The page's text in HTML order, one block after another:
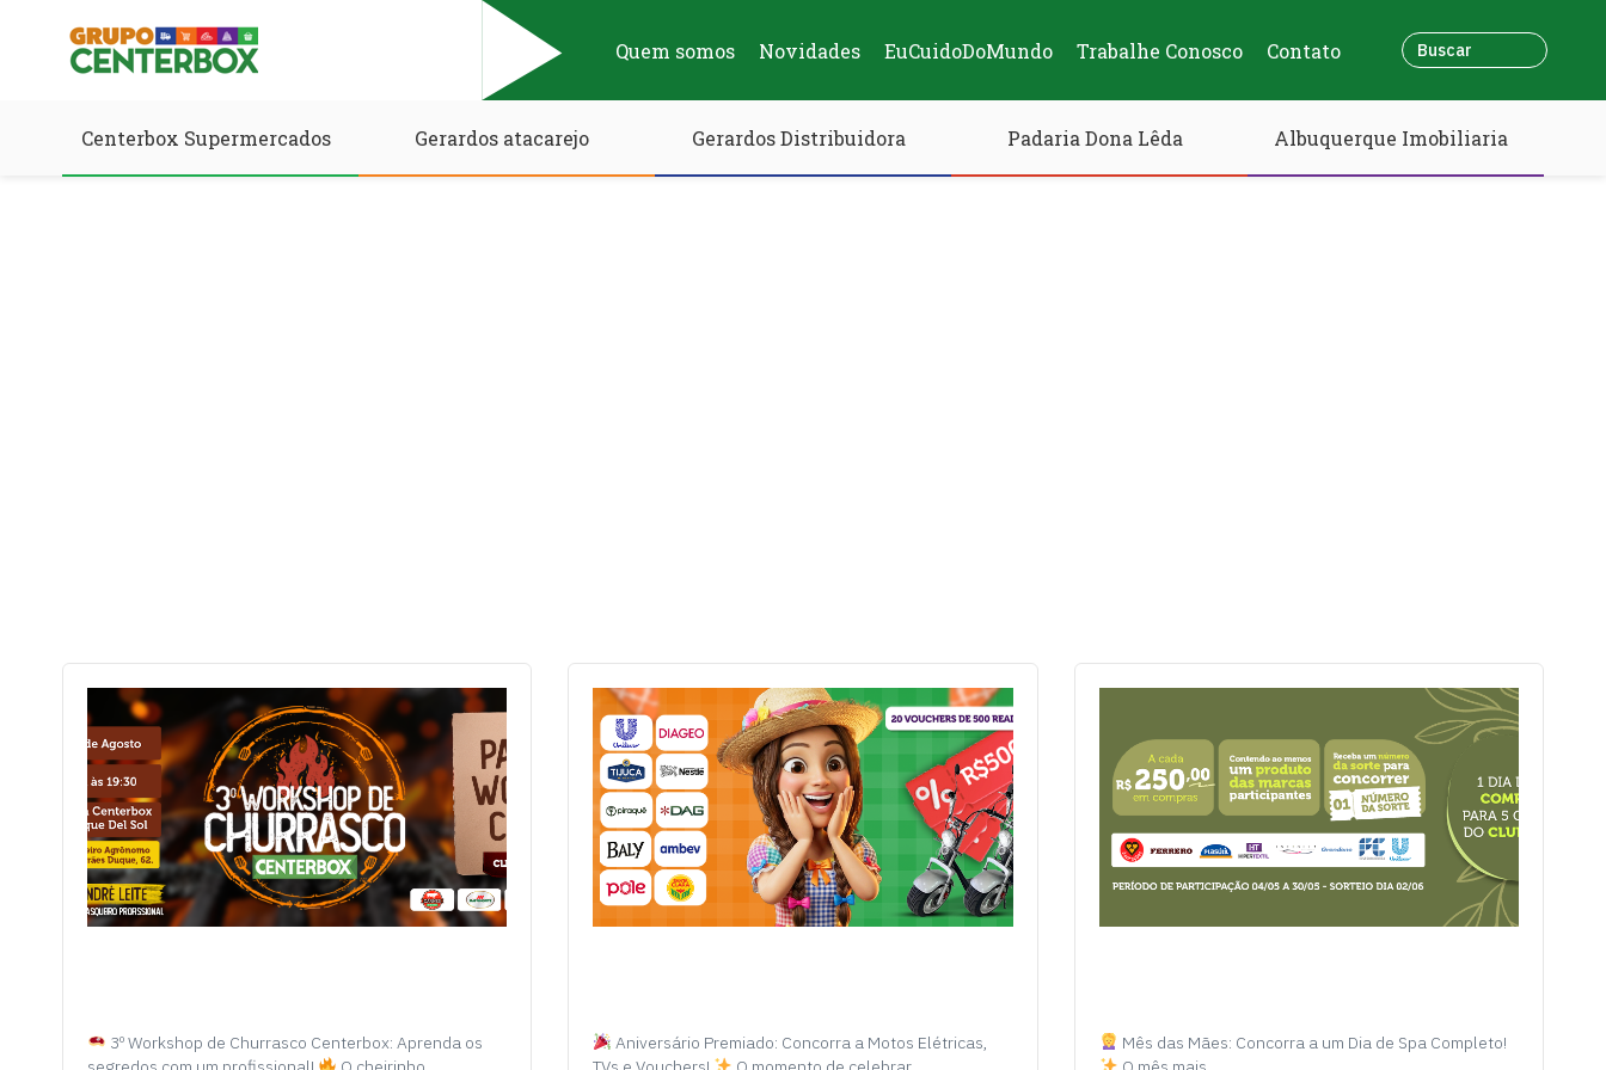
Quem somos Novidades EuCuidoDoMundo Trabalhe Conosco Contato
Centerbox Supermercados Gerardos atacarejo Gerardos Distribuidora Padaria Dona Lêda Albuquerque Imobiliaria
3º Workshop de Churrasco Centerbox: Aprenda os
Aniversário Premiado: Concorra a Motos Elétricas,
Mês das Mães: Concorra a um Dia de Spa Completo!